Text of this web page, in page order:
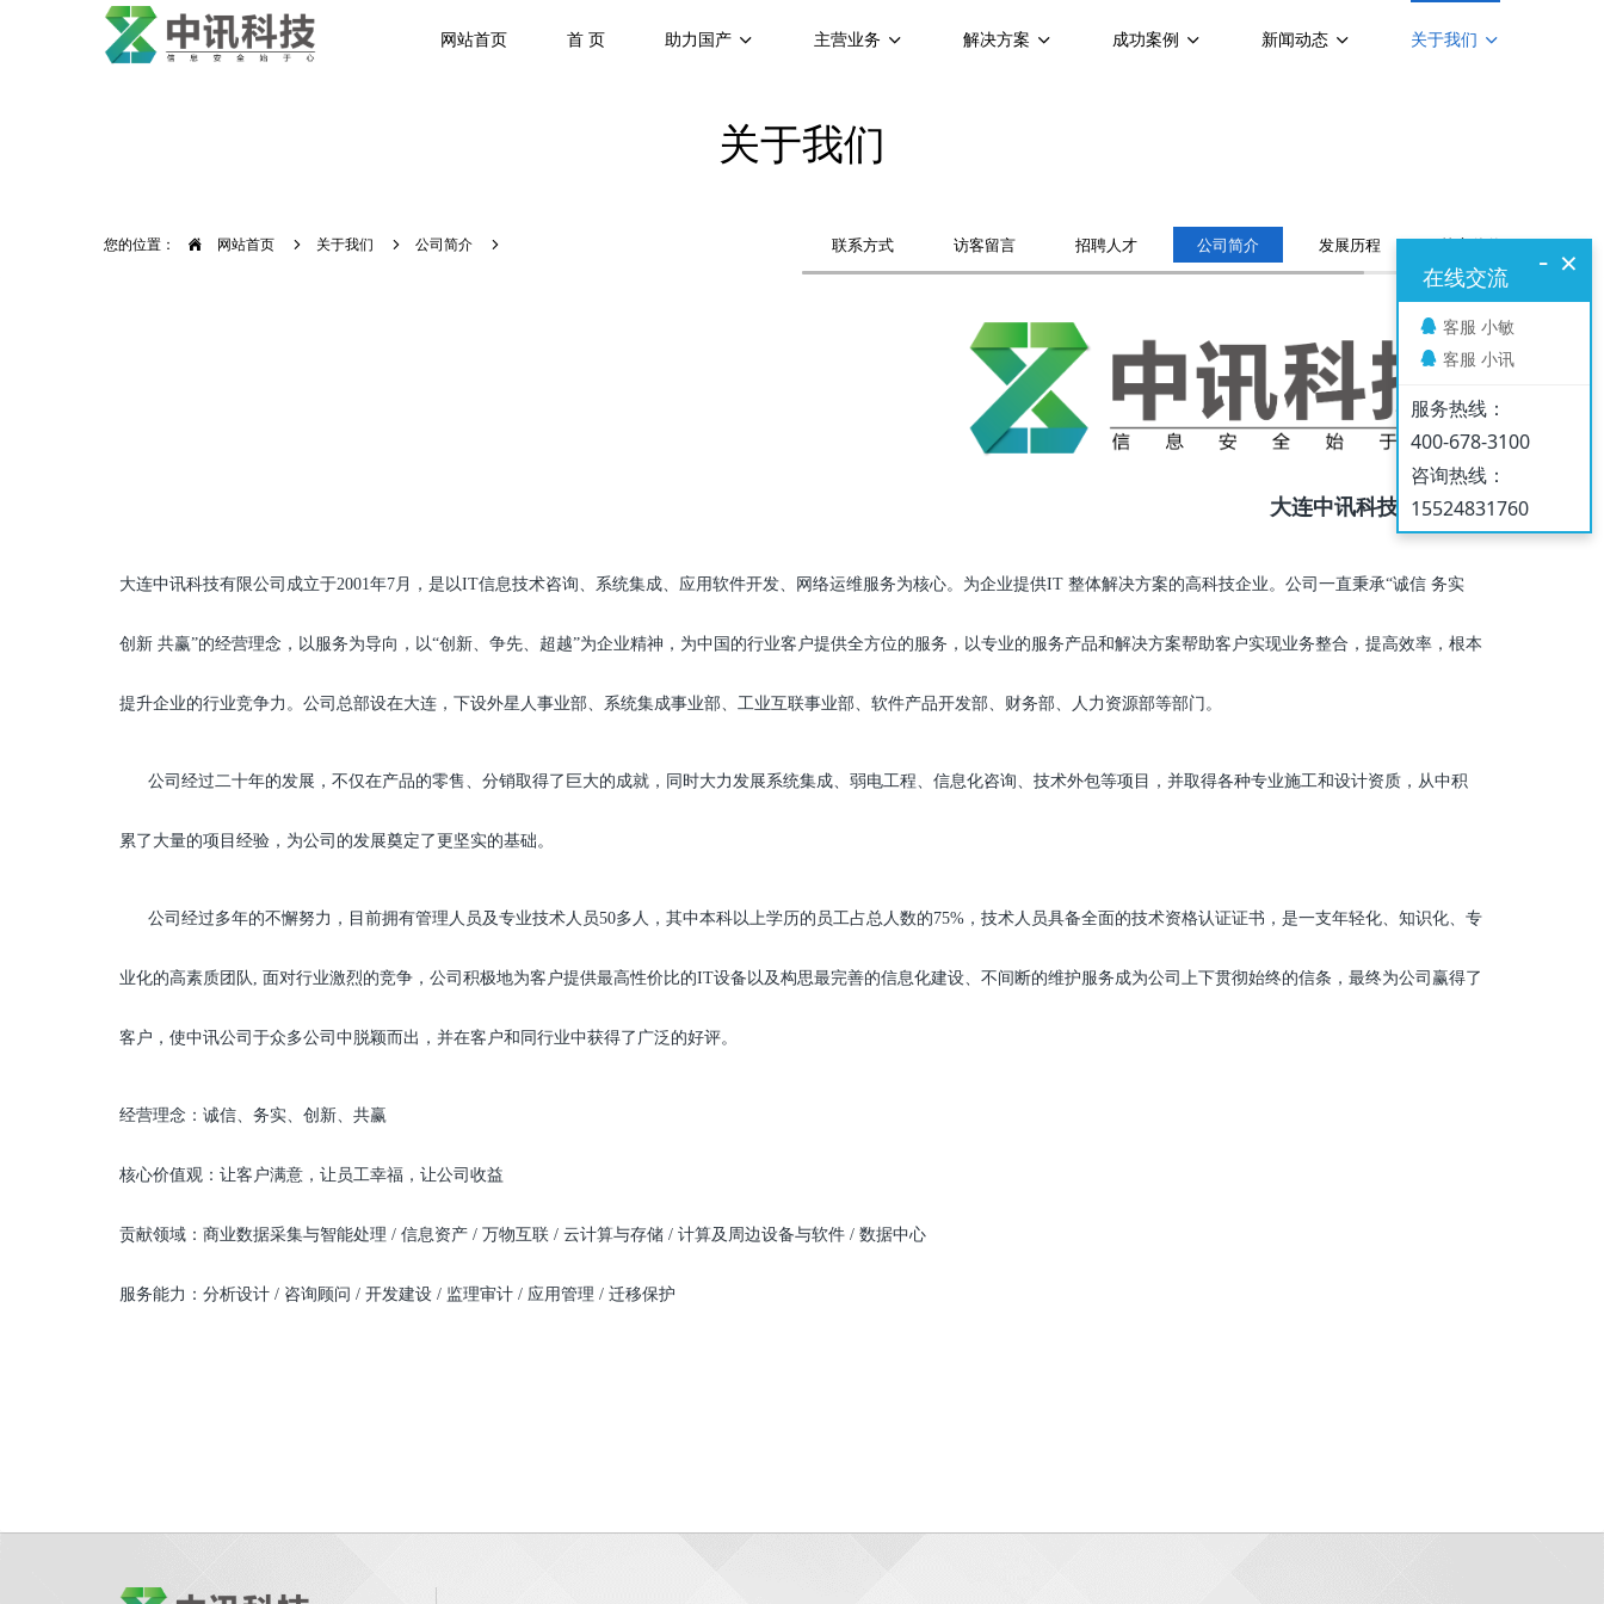
网站首页 首 页 助力国产 主营业务 解决方案 成功案例 新闻动态 关于我们
关于我们
您的位置： 网站首页 关于我们 公司简介 联系方式 访客留言 招聘人才 公司简介 发展历程 核心价值 荣誉
大连中讯科技有限公司
大连中讯科技有限公司成立于2001年7月，是以IT信息技术咨询、系统集成、应用软件开发、网络运维服务为核心。为企业提供IT 整体解决方案的高科技企业。公司一直秉承“诚信 务实
创新 共赢”的经营理念，以服务为导向，以“创新、争先、超越”为企业精神，为中国的行业客户提供全方位的服务，以专业的服务产品和解决方案帮助客户实现业务整合，提高效率，根本
提升企业的行业竞争力。公司总部设在大连，下设外星人事业部、系统集成事业部、工业互联事业部、软件产品开发部、财务部、人力资源部等部门。
公司经过二十年的发展，不仅在产品的零售、分销取得了巨大的成就，同时大力发展系统集成、弱电工程、信息化咨询、技术外包等项目，并取得各种专业施工和设计资质，从中积
累了大量的项目经验，为公司的发展奠定了更坚实的基础。
公司经过多年的不懈努力，目前拥有管理人员及专业技术人员50多人，其中本科以上学历的员工占总人数的75%，技术人员具备全面的技术资格认证证书，是一支年轻化、知识化、专
业化的高素质团队, 面对行业激烈的竞争，公司积极地为客户提供最高性价比的IT设备以及构思最完善的信息化建设、不间断的维护服务成为公司上下贯彻始终的信条，最终为公司赢得了
客户，使中讯公司于众多公司中脱颖而出，并在客户和同行业中获得了广泛的好评。
经营理念：诚信、务实、创新、共赢
核心价值观：让客户满意，让员工幸福，让公司收益
贡献领域：商业数据采集与智能处理 / 信息资产 / 万物互联 / 云计算与存储 / 计算及周边设备与软件 / 数据中心
服务能力：分析设计 / 咨询顾问 / 开发建设 / 监理审计 / 应用管理 / 迁移保护
×
-
在线交流
客服 小敏
客服 小讯
服务热线：
400-678-3100
咨询热线：
15524831760